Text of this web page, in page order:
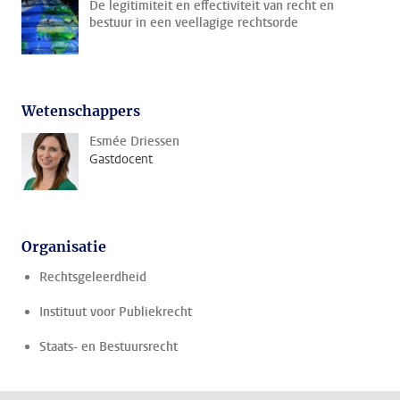
De legitimiteit en effectiviteit van recht en
bestuur in een veellagige rechtsorde
Wetenschappers
Esmée Driessen
Gastdocent
Organisatie
Rechtsgeleerdheid
Instituut voor Publiekrecht
Staats- en Bestuursrecht